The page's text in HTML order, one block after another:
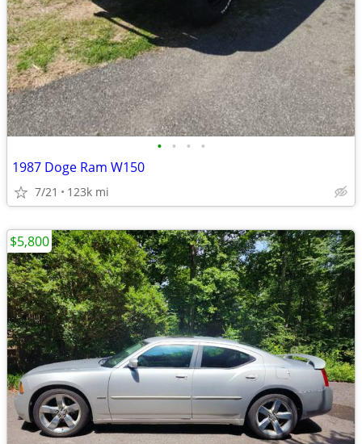
• • • •
1987 Doge Ram W150
7/21 123k mi
$5,800